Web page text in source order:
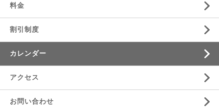
料金
割引制度
カレンダー
アクセス
お問い合わせ